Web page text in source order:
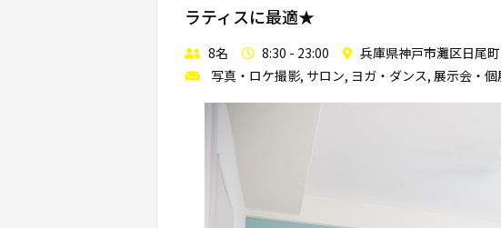
ラティスに最適★
8名 8:30 - 23:00
兵庫県神戸市灘区日尾
写真・ロケ撮影, サロン, ヨガ・ダンス, 展示会・個